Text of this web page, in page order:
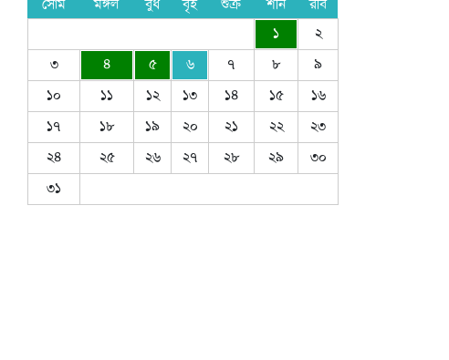
সোম মঙ্গল বুধ বৃহ শুক্র শনি
রবি
১
২
৩
৪ ৫ ৬ ৭ ৮
৯
১০
১১ ১২ ১৩ ১৪ ১৫
১৬
১৭
১৮ ১৯ ২০ ২১ ২২
২৩
২৪
২৫ ২৬ ২৭ ২৮ ২৯
৩০
৩১